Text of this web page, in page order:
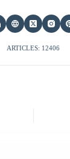
ARTICLES: 12406